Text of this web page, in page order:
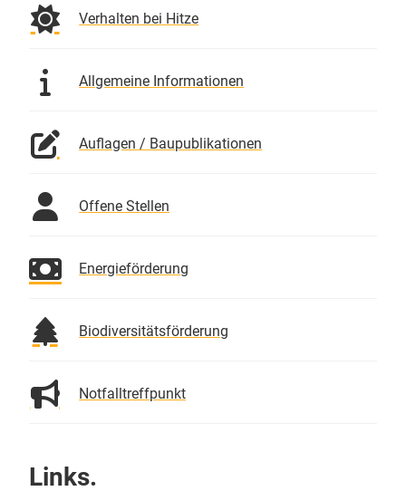
Verhalten bei Hitze
Allgemeine Informationen
Auflagen / Baupublikationen
Offene Stellen
Energieförderung
Biodiversitätsförderung
Notfalltreffpunkt
Links.